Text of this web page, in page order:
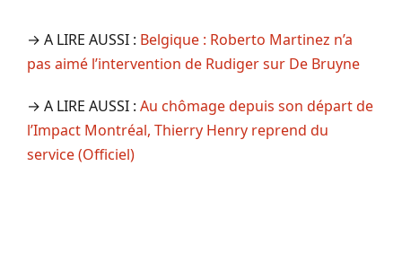
→ A LIRE AUSSI : Belgique : Roberto Martinez n’a
pas aimé l’intervention de Rudiger sur De Bruyne
→ A LIRE AUSSI : Au chômage depuis son départ de
l’Impact Montréal, Thierry Henry reprend du
service (Officiel)